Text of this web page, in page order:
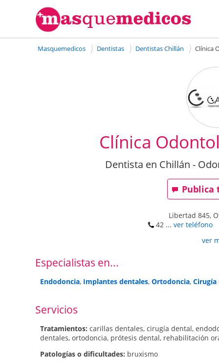
Masquemedicos Dentistas Dentistas Chillán Clínica
Clínica
Dentista en Chillán -
Publica
Libertad 845,
42 ... ver teléfono
ver
Especialistas en...
Endodoncia, Implantes dentales, Ortodoncia,
Servicios
Tratamientos: carillas dentales, cirugía dental,
dentales, ortodoncia, prótesis dental, rehabilitación
Patologí­as o dificultades: bruxismo